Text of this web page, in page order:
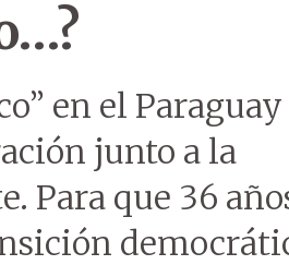
en el
junto a la
Para que 36